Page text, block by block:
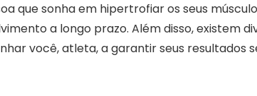
que sonha em hipertrofiar os seus
a longo prazo. Além disso, existem
você, atleta, a garantir seus resultados